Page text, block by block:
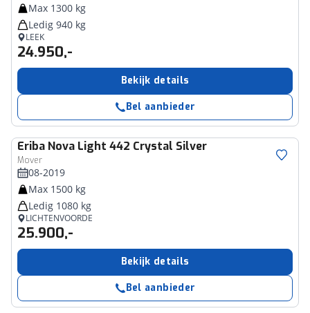
Max 1300 kg
Ledig 940 kg
LEEK
24.950,-
Bekijk details
Bel aanbieder
Eriba Nova Light 442 Crystal Silver
Mover
08-2019
Max 1500 kg
Ledig 1080 kg
LICHTENVOORDE
25.900,-
Bekijk details
Bel aanbieder